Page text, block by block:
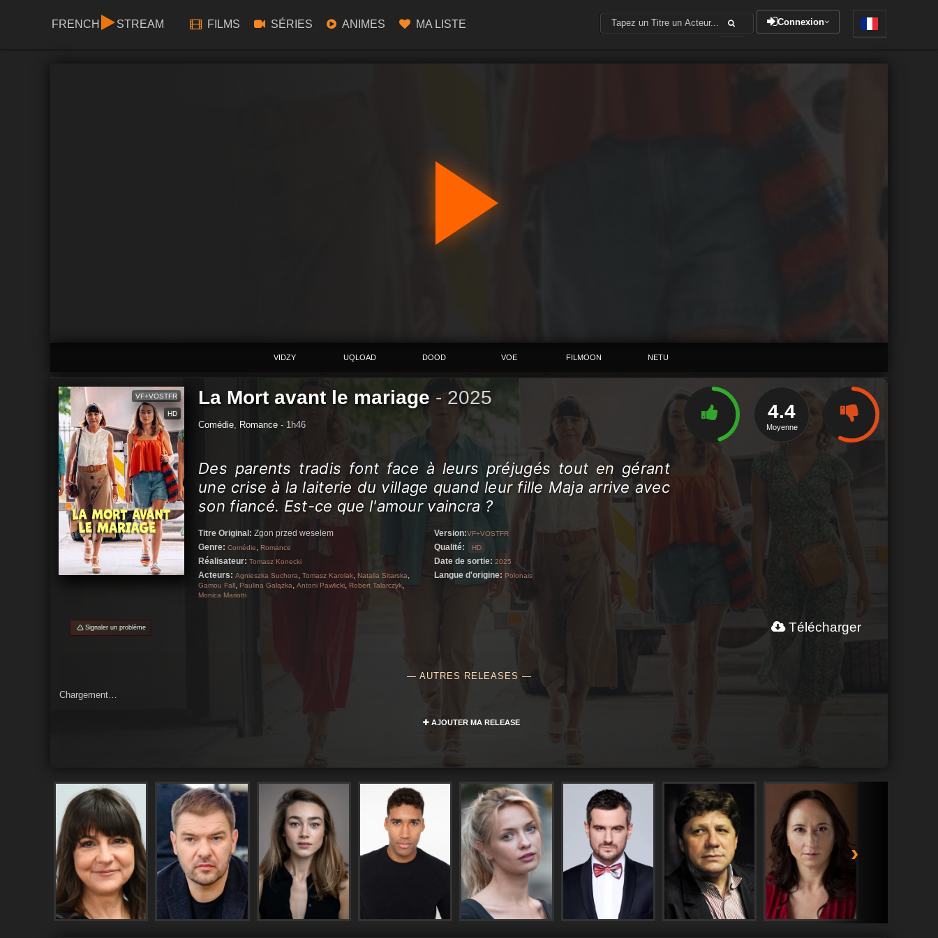
FRENCH STREAM FILMS SÉRIES ANIMES MA LISTE Connexion
VIDZY UQLOAD DOOD VOE FILMOON NETU
La Mort avant le mariage -2025
Comédie, Romance - 1h46
Des parents tradis font face à leurs préjugés tout en gérant
une crise à la laiterie du village quand leur fille Maja arrive avec
son fiancé. Est-ce que l'amour vaincra ?
Titre Original: Zgon przed weselem
Genre: Comédie, Romance
Réalisateur: Tomasz Konecki
Acteurs: Agnieszka Suchora, Tomasz Karolak, Natalia Sitarska,
Gamou Fall, Paulina Gałązka, Antoni Pawlicki, Robert Talarczyk,
Monica Mariotti
Version:VF+VOSTFR
Qualité: HD
Date de sortie: 2025
Langue d'origine: Polonais
VF+VOSTFR
HD 4.4
Moyenne
Signaler un problème Télécharger
— AUTRES RELEASES —
Chargement…
AJOUTER MA RELEASE
›